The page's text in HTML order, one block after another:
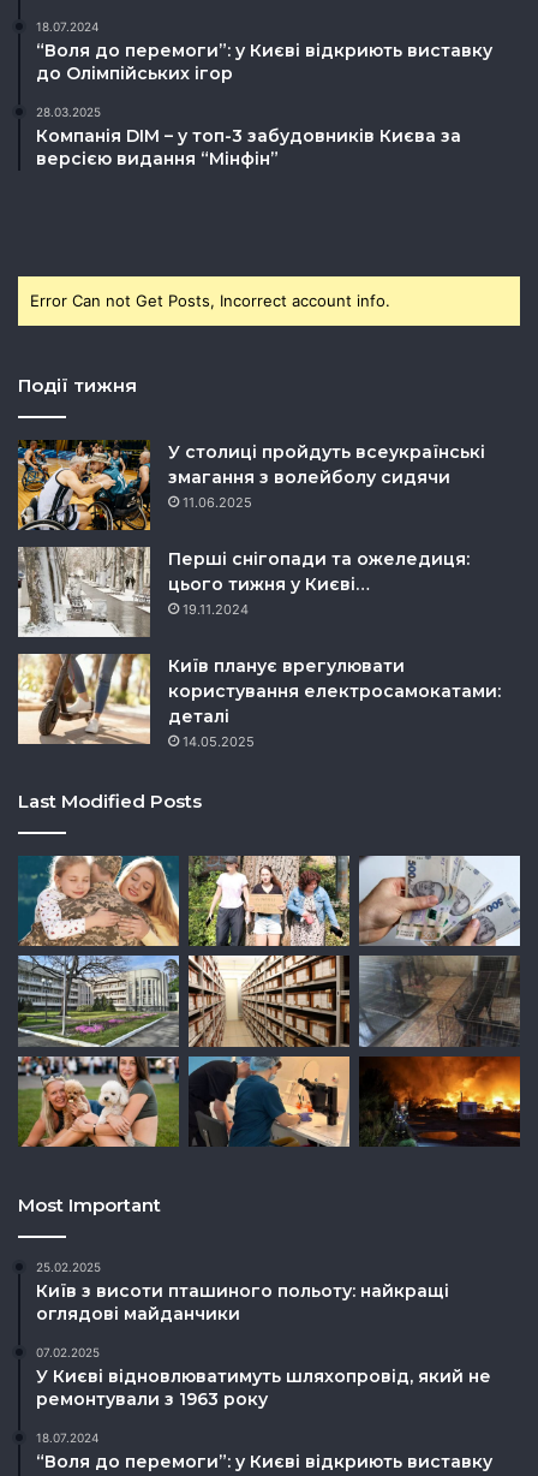
18.07.2024
“Воля до перемоги”: у Києві відкриють виставку
до Олімпійських ігор
28.03.2025
Компанія DIM – у топ-3 забудовників Києва за
версією видання “Мінфін”
Error Can not Get Posts, Incorrect account info.
Події тижня
У столиці пройдуть всеукраїнські
змагання з волейболу сидячи
11.06.2025
Перші снігопади та ожеледиця:
цього тижня у Києві…
19.11.2024
Київ планує врегулювати
користування електросамокатами:
деталі
14.05.2025
Last Modified Posts
Most Important
25.02.2025
Київ з висоти пташиного польоту: найкращі
оглядові майданчики
07.02.2025
У Києві відновлюватимуть шляхопровід, який не
ремонтували з 1963 року
18.07.2024
“Воля до перемоги”: у Києві відкриють виставку